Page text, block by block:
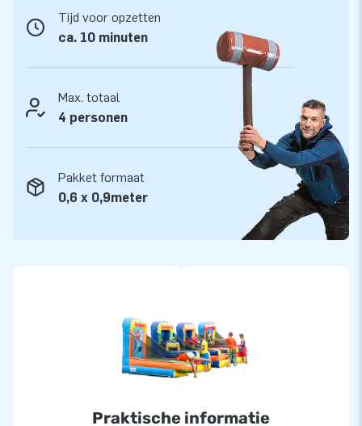
genoemd worden.
Tijd voor opzetten
ca. 10 minuten
Max. totaal
4 personen
Pakket formaat
0,6 x 0,9meter
Praktische informatie